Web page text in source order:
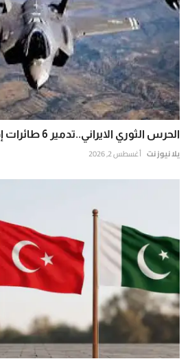
الحرس الثوري الايراني..تدمير 6 طائرات إف 35 في قاعدة ال...
يلا نيوز نت أغسطس 2, 2026